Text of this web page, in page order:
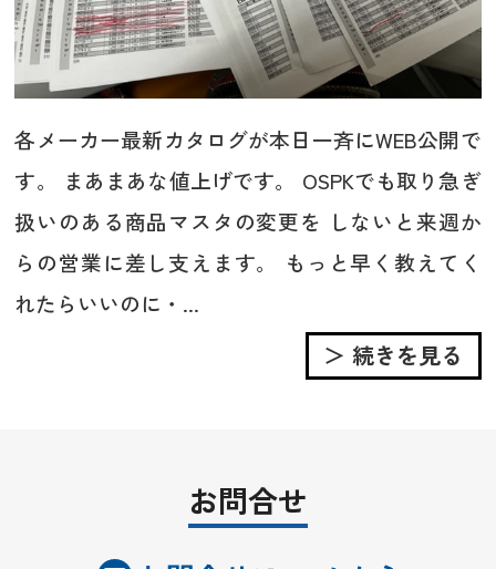
各メーカー最新カタログが本日一斉にWEB公開で
す。 まあまあな値上げです。 OSPKでも取り急ぎ
扱いのある商品マスタの変更を しないと来週か
らの営業に差し支えます。 もっと早く教えてく
れたらいいのに・...
＞ 続きを見る
お問合せ